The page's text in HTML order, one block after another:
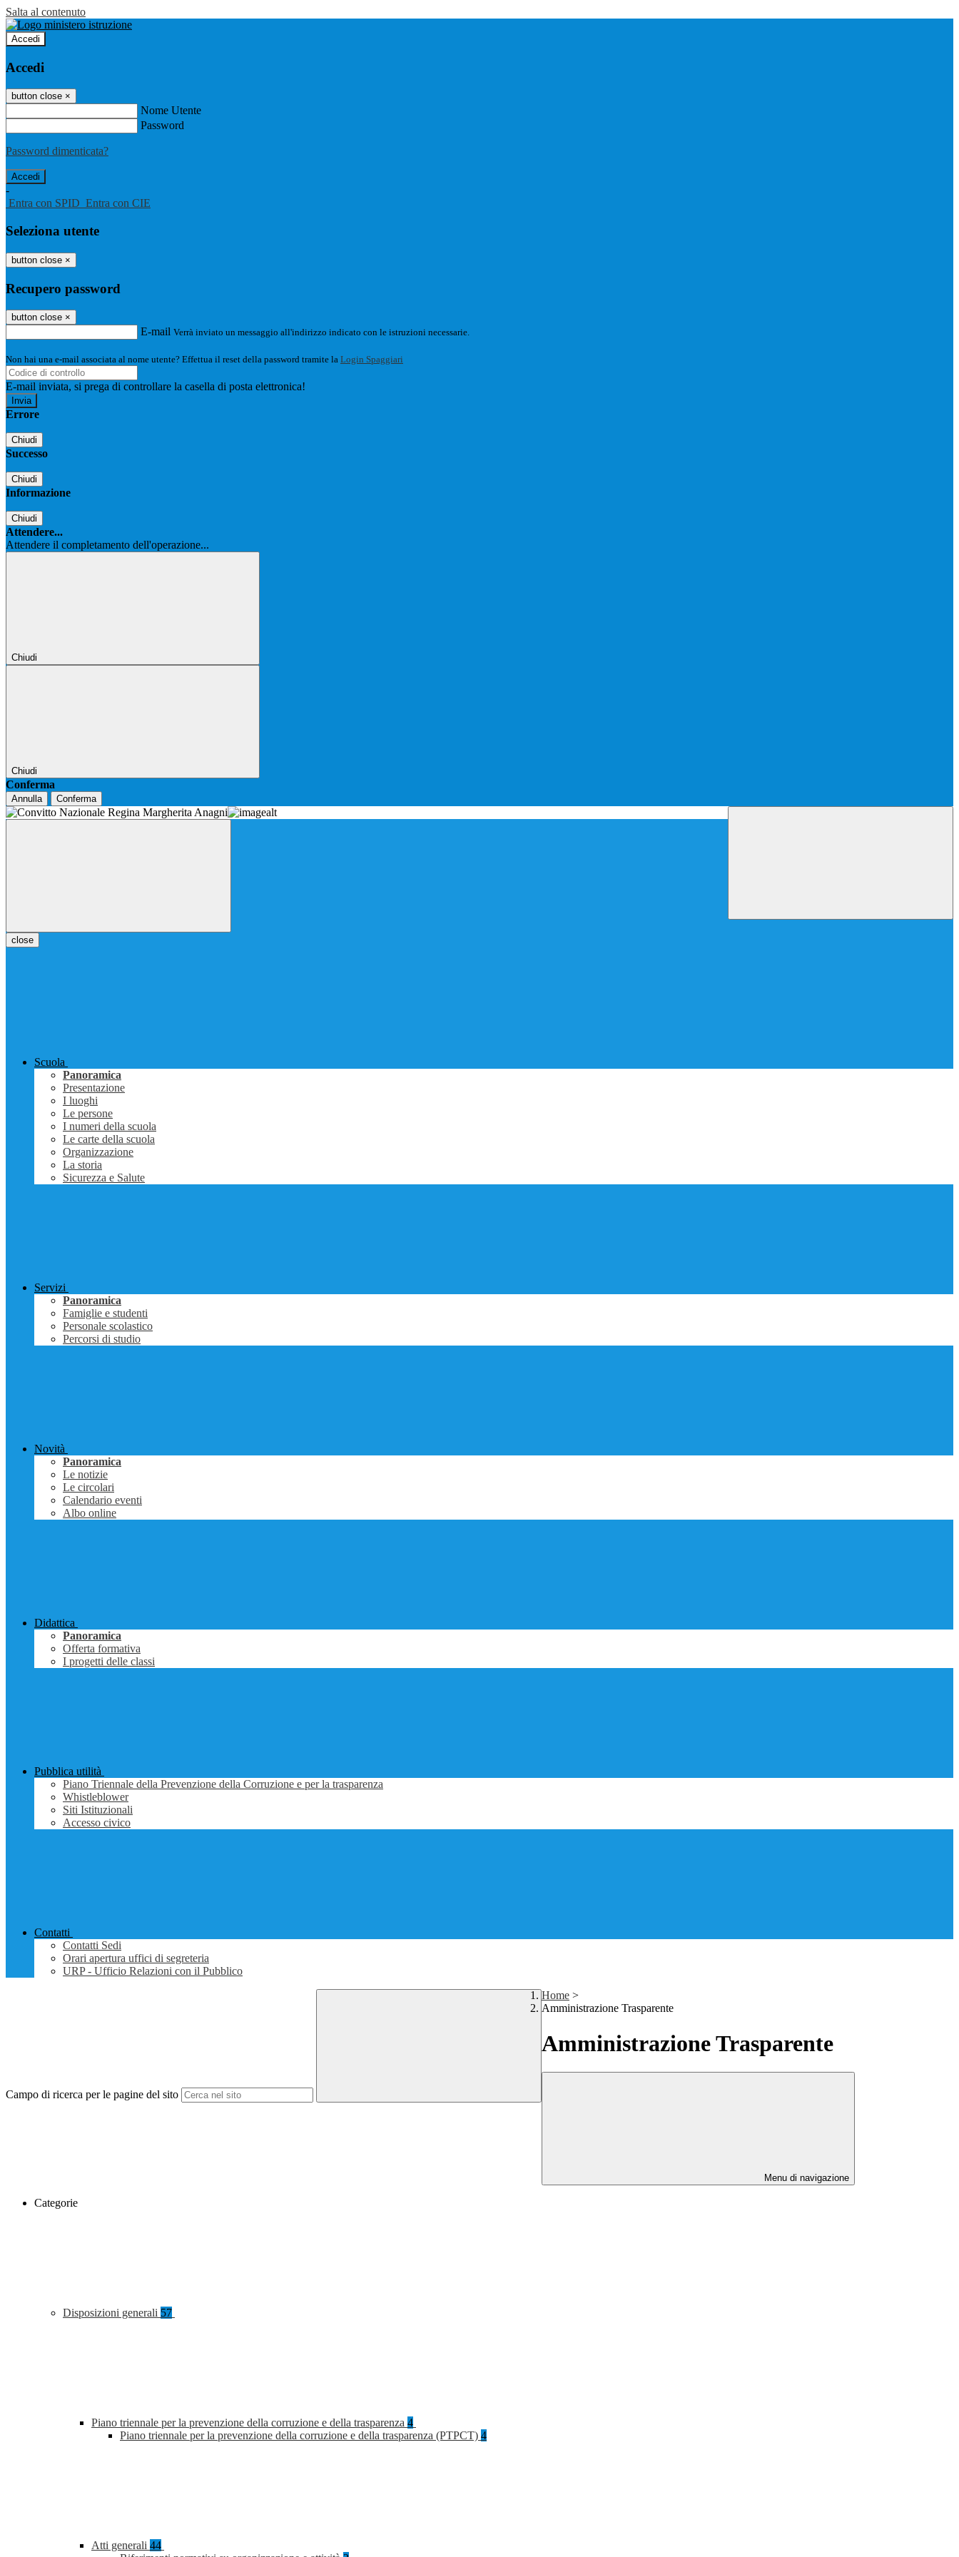
Salta al contenuto
Accedi
Accedi
button close ×
Nome Utente
Password
Password dimenticata?
-
Entra con SPID Entra con CIE
Seleziona utente
button close ×
Recupero password
button close ×
E-mail Verrà inviato un messaggio all'indirizzo indicato con le istruzioni necessarie.
Non hai una e-mail associata al nome utente? Effettua il reset della password tramite la Login Spaggiari
E-mail inviata, si prega di controllare la casella di posta elettronica!
Errore
Chiudi
Successo
Chiudi
Informazione
Chiudi
Attendere...
Attendere il completamento dell'operazione...
Chiudi
Chiudi
Conferma
Annulla Conferma
close
Scuola
Panoramica
Presentazione
I luoghi
Le persone
I numeri della scuola
Le carte della scuola
Organizzazione
La storia
Sicurezza e Salute
Servizi
Panoramica
Famiglie e studenti
Personale scolastico
Percorsi di studio
Novità
Panoramica
Le notizie
Le circolari
Calendario eventi
Albo online
Didattica
Panoramica
Offerta formativa
I progetti delle classi
Pubblica utilità
Piano Triennale della Prevenzione della Corruzione e per la trasparenza
Whistleblower
Siti Istituzionali
Accesso civico
Contatti
Contatti Sedi
Orari apertura uffici di segreteria
URP - Ufficio Relazioni con il Pubblico
Campo di ricerca per le pagine del sito
Home >
Amministrazione Trasparente
Amministrazione Trasparente
Menu di navigazione
Categorie
Disposizioni generali 57
Piano triennale per la prevenzione della corruzione e della trasparenza 4
Piano triennale per la prevenzione della corruzione e della trasparenza (PTPCT) 4
Atti generali 44